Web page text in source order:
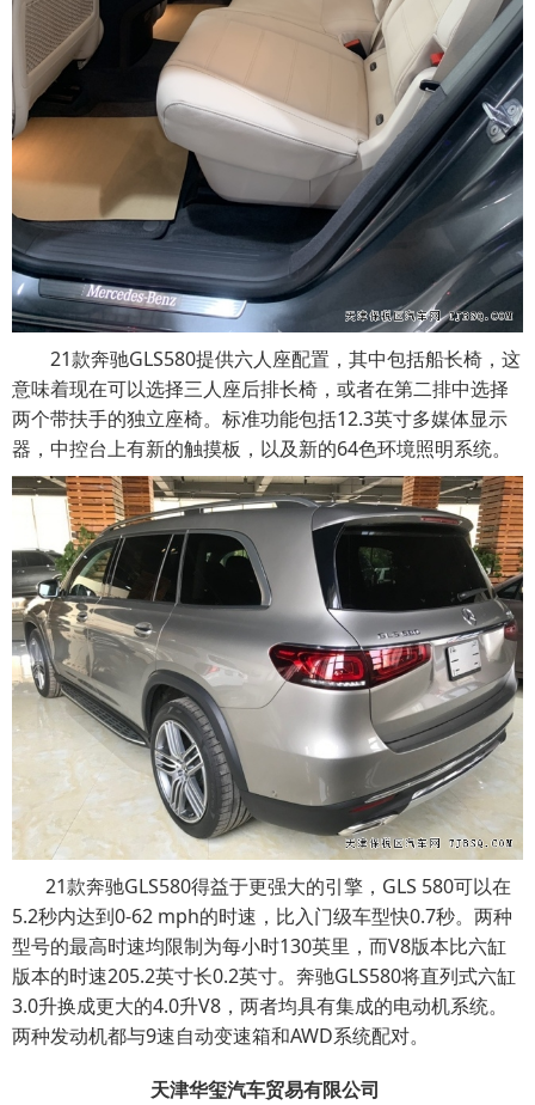
21款奔驰GLS580提供六人座配置，其中包括船长椅，这
意味着现在可以选择三人座后排长椅，或者在第二排中选择
两个带扶手的独立座椅。标准功能包括12.3英寸多媒体显示
器，中控台上有新的触摸板，以及新的64色环境照明系统。
21款奔驰GLS580得益于更强大的引擎，GLS 580可以在
5.2秒内达到0-62 mph的时速，比入门级车型快0.7秒。两种
型号的最高时速均限制为每小时130英里，而V8版本比六缸
版本的时速205.2英寸长0.2英寸。奔驰GLS580将直列式六缸
3.0升换成更大的4.0升V8，两者均具有集成的电动机系统。
两种发动机都与9速自动变速箱和AWD系统配对。
天津华玺汽车贸易有限公司